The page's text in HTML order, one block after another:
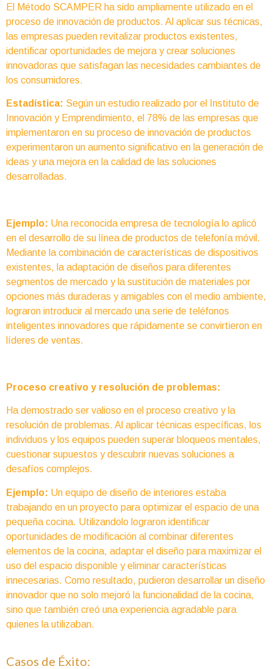
El Método SCAMPER ha sido ampliamente utilizado en el
proceso de innovación de productos. Al aplicar sus técnicas,
las empresas pueden revitalizar productos existentes,
identificar oportunidades de mejora y crear soluciones
innovadoras que satisfagan las necesidades cambiantes de
los consumidores.
Estadística: Según un estudio realizado por el Instituto de
Innovación y Emprendimiento, el 78% de las empresas que
implementaron en su proceso de innovación de productos
experimentaron un aumento significativo en la generación de
ideas y una mejora en la calidad de las soluciones
desarrolladas.
Ejemplo: Una reconocida empresa de tecnología lo aplicó
en el desarrollo de su línea de productos de telefonía móvil.
Mediante la combinación de características de dispositivos
existentes, la adaptación de diseños para diferentes
segmentos de mercado y la sustitución de materiales por
opciones más duraderas y amigables con el medio ambiente,
lograron introducir al mercado una serie de teléfonos
inteligentes innovadores que rápidamente se convirtieron en
líderes de ventas.
Proceso creativo y resolución de problemas:
Ha demostrado ser valioso en el proceso creativo y la
resolución de problemas. Al aplicar técnicas específicas, los
individuos y los equipos pueden superar bloqueos mentales,
cuestionar supuestos y descubrir nuevas soluciones a
desafíos complejos.
Ejemplo: Un equipo de diseño de interiores estaba
trabajando en un proyecto para optimizar el espacio de una
pequeña cocina. Utilizandolo lograron identificar
oportunidades de modificación al combinar diferentes
elementos de la cocina, adaptar el diseño para maximizar el
uso del espacio disponible y eliminar características
innecesarias. Como resultado, pudieron desarrollar un diseño
innovador que no solo mejoró la funcionalidad de la cocina,
sino que también creó una experiencia agradable para
quienes la utilizaban.
Casos de Éxito: